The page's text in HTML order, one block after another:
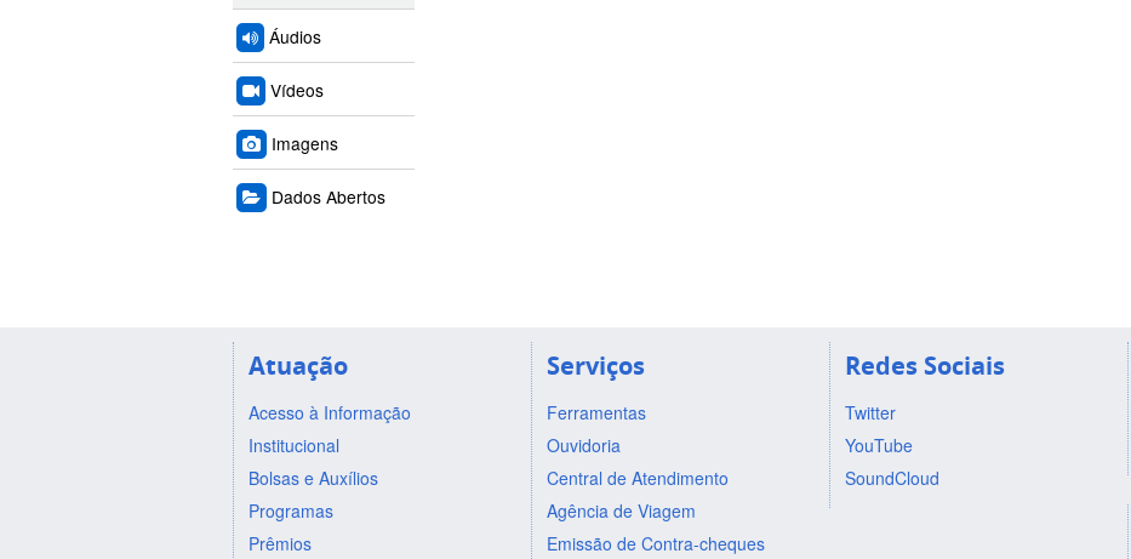
Áudios
Vídeos
Imagens
Dados Abertos
Atuação
Acesso à Informação
Institucional
Bolsas e Auxílios
Programas
Prêmios
Serviços
Ferramentas
Ouvidoria
Central de Atendimento
Agência de Viagem
Emissão de Contra-cheques
Redes Sociais
Twitter
YouTube
SoundCloud